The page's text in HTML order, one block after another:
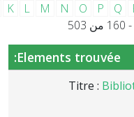
K
L M N O P Q
Elements trouvée:
Titre :